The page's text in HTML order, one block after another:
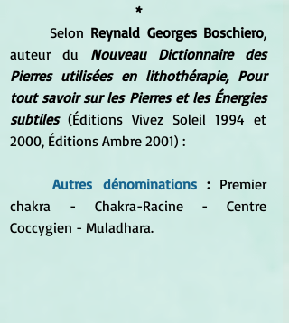
*
	Selon
Reynald Georges Boschiero,
auteur du Nouveau Dictionnaire des
Pierres utilisées en lithothérapie, Pour
tout savoir sur les Pierres et les Énergies
subtiles (Éditions Vivez Soleil 1994 et
2000, Éditions Ambre 2001) :
Autres dénominations : Premier
chakra - Chakra-Racine - Centre
Coccygien - Muladhara.